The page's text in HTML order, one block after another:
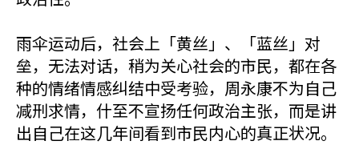
雨伞运动后，社会上「黄丝」、「蓝丝」对
垒，无法对话，稍为关心社会的市民，都在各
种的情绪情感纠结中受考验，周永康不为自己
减刑求情，什至不宣扬任何政治主张，而是讲
出自己在这几年间看到市民内心的真正状况。